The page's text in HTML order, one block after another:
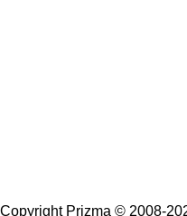
Copyright Prizma © 2008-